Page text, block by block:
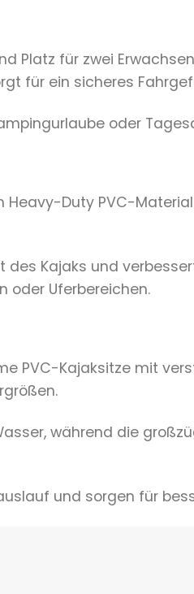
Platz für zwei
für ein sicheres
oder
Heavy-Duty PVC-
Kajaks und
oder Uferbereichen.
PVC-Kajaksitze mit
während die
und sorgen für